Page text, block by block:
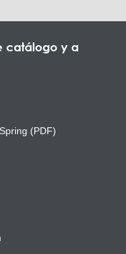
catálogo y a
(PDF)